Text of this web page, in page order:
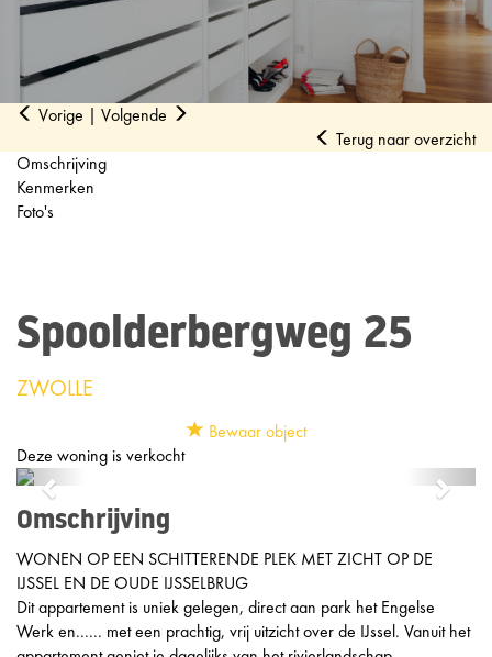
Vorige | Volgende
Terug naar overzicht
Omschrijving
Kenmerken
Foto's
Spoolderbergweg 25
ZWOLLE
Bewaar object
Deze woning is verkocht
Previous Next
Omschrijving
WONEN OP EEN SCHITTERENDE PLEK MET ZICHT OP DE
IJSSEL EN DE OUDE IJSSELBRUG
Dit appartement is uniek gelegen, direct aan park het Engelse
Werk en...... met een prachtig, vrij uitzicht over de IJssel. Vanuit het